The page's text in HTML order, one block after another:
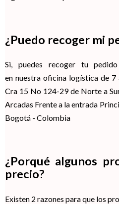
¿Puedo recoger mi
Si, puedes recoger tu
en nuestra oficina logística de
Cra 15 No 124-29 de Norte a
Arcadas Frente a la entrada
Bogotá - Colombia
¿Porqué algunos
precio?
Existen 2 razones para que los